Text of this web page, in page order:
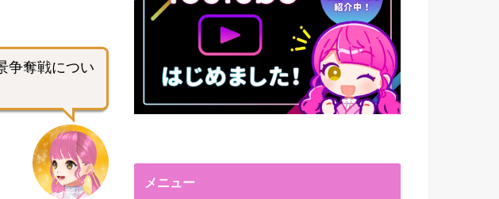
争奪戦につい
メニュー